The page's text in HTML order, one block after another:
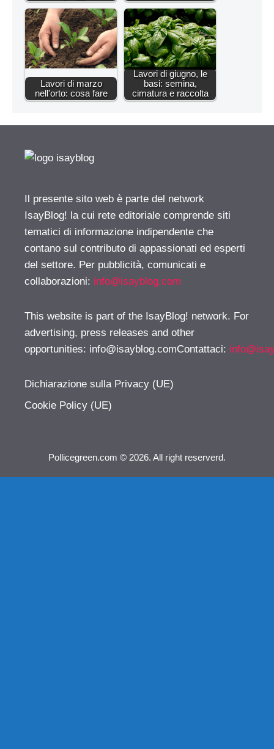
Lavori di marzo
nell'orto: cosa fare
Lavori di giugno, le
basi: semina,
cimatura e raccolta
Il presente sito web è parte del network
IsayBlog! la cui rete editoriale comprende siti
tematici di informazione indipendente che
contano sul contributo di appassionati ed esperti
del settore. Per pubblicità, comunicati e
collaborazioni: info@isayblog.com
This website is part of the IsayBlog! network. For
advertising, press releases and other
opportunities: info@isayblog.comContattaci:
Dichiarazione sulla Privacy (UE)
Cookie Policy (UE)
Pollicegreen.com © 2026. All right reserverd.